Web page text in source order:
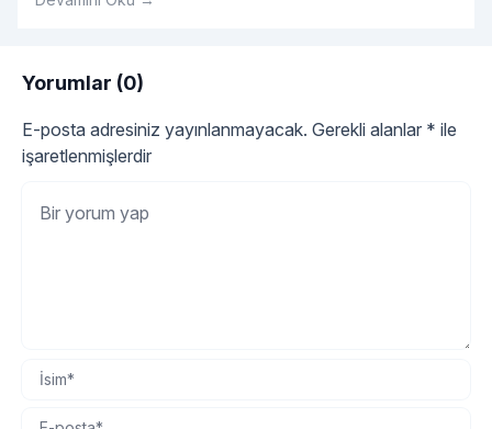
Yorumlar (0)
E-posta adresiniz yayınlanmayacak. Gerekli alanlar * ile
işaretlenmişlerdir